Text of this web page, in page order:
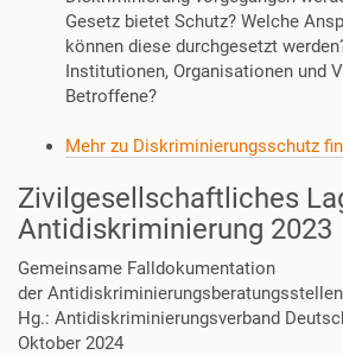
Gesetz bietet Schutz? Welche
können diese durchgesetzt
Institutionen, Organisationen und
Betroffene?
Mehr zu Diskriminierungsschutz
Zivilgesellschaftliches
Antidiskriminierung 2023
Gemeinsame Falldokumentation
der
Hg.: Antidiskriminierungsverband
Oktober 2024